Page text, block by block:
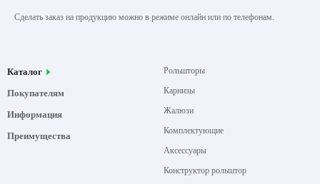
Сделать заказ на продукцию можно в режиме онлайн или по телефонам.
Каталог
Покупателям
Информация
Преимущества
Рольшторы
Карнизы
Жалюзи
Комплектующие
Аксессуары
Конструктор рольштор